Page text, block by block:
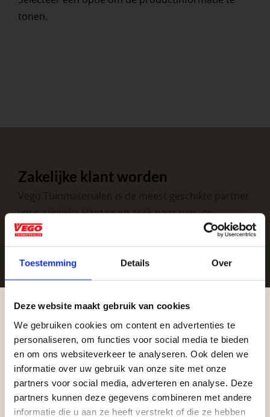
Toestemming Details Over
Deze website maakt gebruik van cookies
We gebruiken cookies om content en advertenties te
personaliseren, om functies voor social media te bieden
en om ons websiteverkeer te analyseren. Ook delen we
informatie over uw gebruik van onze site met onze
partners voor social media, adverteren en analyse. Deze
partners kunnen deze gegevens combineren met andere
informatie die u aan ze heeft verstrekt of die ze hebben
tonen.
Zakelijke klant worden
Vego Tuinmaterialen is de meest geschikte partner
voor zakelijke klanten op zoek naar tuin- en
infraproducten. Als professionele leverancier van
tuinmaterialen bieden wij een breed assortiment
aan producten van topkwaliteit. Lees meer over de
zakelijke mogelijkheden.
Vrijblijvend advies?
Aangepaste openingstijden tijdens de
vakantieperiode
Waardenburg en Vego Dordrecht hanteren tijdens
de vakantieperiode aangepaste openingstijden op
zaterdag. Bekijk de vestigingspagina voor de